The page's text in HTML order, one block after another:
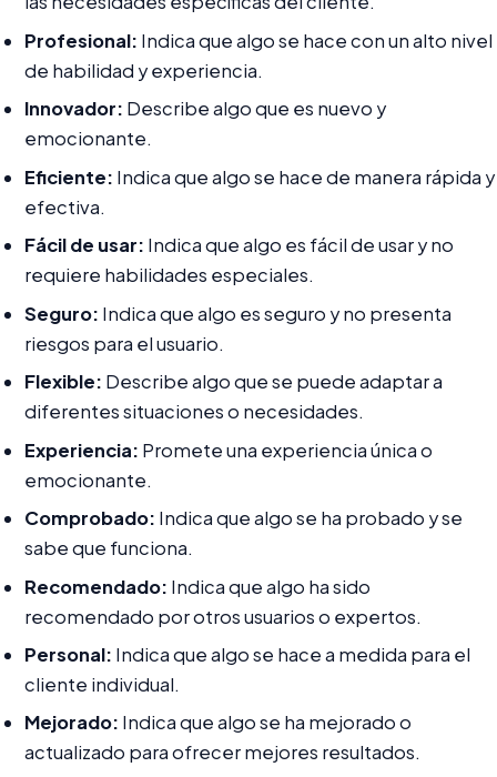
Profesional: Indica que algo se hace con un alto nivel
de habilidad y experiencia.
Innovador: Describe algo que es nuevo y
emocionante.
Eficiente: Indica que algo se hace de manera rápida y
efectiva.
Fácil de usar: Indica que algo es fácil de usar y no
requiere habilidades especiales.
Seguro: Indica que algo es seguro y no presenta
riesgos para el usuario.
Flexible: Describe algo que se puede adaptar a
diferentes situaciones o necesidades.
Experiencia: Promete una experiencia única o
emocionante.
Comprobado: Indica que algo se ha probado y se
sabe que funciona.
Recomendado: Indica que algo ha sido
recomendado por otros usuarios o expertos.
Personal: Indica que algo se hace a medida para el
cliente individual.
Mejorado: Indica que algo se ha mejorado o
actualizado para ofrecer mejores resultados.